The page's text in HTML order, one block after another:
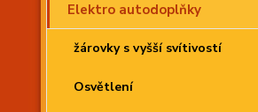
Elektro autodoplňky
žárovky s vyšší svítivostí
Osvětlení